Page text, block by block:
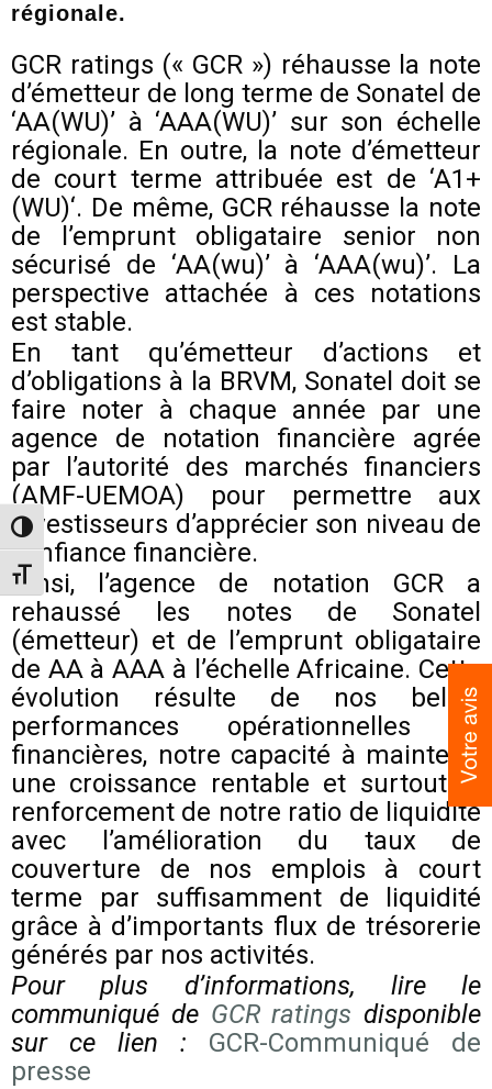
Toggle High Contrast
Toggle Font size
régionale.
GCR ratings (« GCR ») réhausse la note
d’émetteur de long terme de Sonatel de
‘AA(WU)’ à ‘AAA(WU)’ sur son échelle
régionale. En outre, la note d’émetteur
de court terme attribuée est de ‘A1+
(WU)‘. De même, GCR réhausse la note
de l’emprunt obligataire senior non
sécurisé de ‘AA(wu)’ à ‘AAA(wu)’. La
perspective attachée à ces notations
est stable.
En tant qu’émetteur d’actions et
d’obligations à la BRVM, Sonatel doit se
faire noter à chaque année par une
agence de notation financière agrée
par l’autorité des marchés financiers
(AMF-UEMOA) pour permettre aux
investisseurs d’apprécier son niveau de
confiance financière.
Ainsi, l’agence de notation GCR a
rehaussé les notes de Sonatel
(émetteur) et de l’emprunt obligataire
de AA à AAA à l’échelle Africaine. Cette
évolution résulte de nos belles
performances opérationnelles et
financières, notre capacité à maintenir
une croissance rentable et surtout le
renforcement de notre ratio de liquidité
avec l’amélioration du taux de
couverture de nos emplois à court
terme par suffisamment de liquidité
grâce à d’importants flux de trésorerie
générés par nos activités.
Pour plus d’informations, lire le
communiqué de GCR ratings disponible
sur ce lien :
GCR-Communiqué de
presse